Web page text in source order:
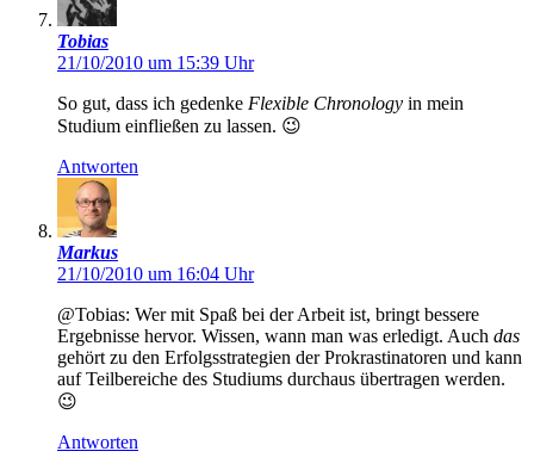
Tobias
21/10/2010 um 15:39 Uhr
So gut, dass ich gedenke Flexible Chronology in mein
Studium einfließen zu lassen. 😉
Antworten
Markus
21/10/2010 um 16:04 Uhr
@Tobias: Wer mit Spaß bei der Arbeit ist, bringt bessere
Ergebnisse hervor. Wissen, wann man was erledigt. Auch das
gehört zu den Erfolgsstrategien der Prokrastinatoren und kann
auf Teilbereiche des Studiums durchaus übertragen werden.
😉
Antworten